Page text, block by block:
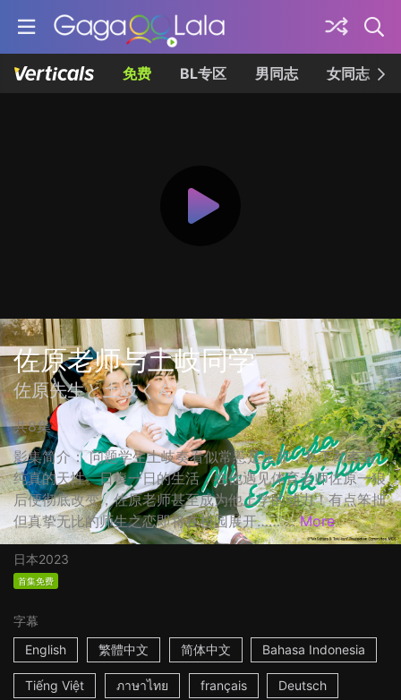
免费 BL专区 男同志 女同志
佐原老师与土岐同学
佐原先生と土岐くん
共8集
影集简介： 问题学生土岐奏看似常惹是生非，私下却有着
纯真的天性。日復一日的生活，在他遇见体育老师佐原一狼
后便彻底改变，佐原老师甚至成为他上学的动力！有点笨拙
但真挚无比的师生之恋即将在校园展开…… ... More
日本2023
首集免费
字幕
English
繁體中文 简体中文 Bahasa Indonesia
Tiếng Việt ภาษาไทย français Deutsch